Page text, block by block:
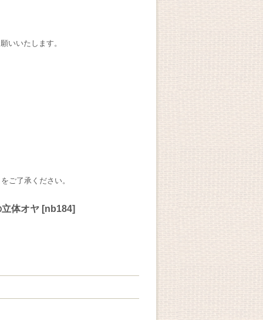
いいたします。
ご了承ください。
体オヤ [nb184]